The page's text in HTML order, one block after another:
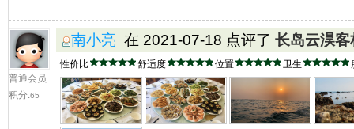
普通会员
积分:65
南小亮 在 2021-07-18 点评了 长岛云淏客
性价比 舒适度 位置 卫生